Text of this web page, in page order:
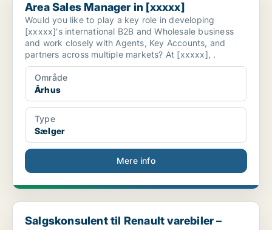
Area Sales Manager in [xxxxx]
Would you like to play a key role in developing
[xxxxx]'s international B2B and Wholesale business
and work closely with Agents, Key Accounts, and
partners across multiple markets? At [xxxxx], .
Område
Århus
Type
Sælger
Mere info
Salgskonsulent til Renault varebiler – Aarhus
Salgskonsulent til Renault varebiler –